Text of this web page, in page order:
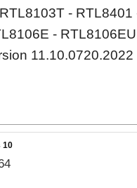
- RTL8401
-
10